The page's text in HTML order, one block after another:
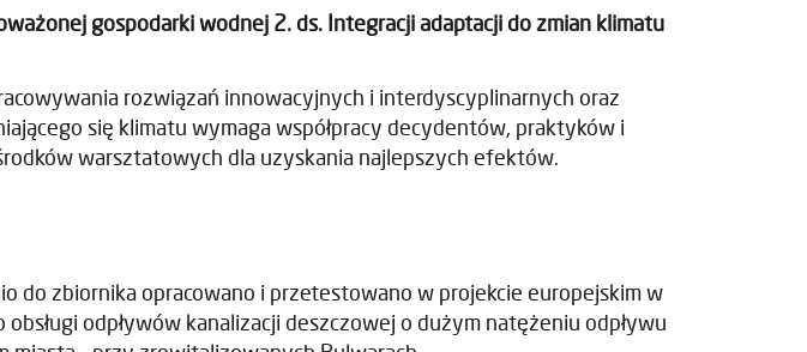
gospodarki wodnej 2. ds. Integracji adaptacji do zmian klimatu
rozwiązań innowacyjnych i interdyscyplinarnych oraz
się klimatu wymaga współpracy decydentów, praktyków i
warsztatowych dla uzyskania najlepszych efektów.
do zbiornika opracowano i przetestowano w projekcie europejskim w
odpływów kanalizacji deszczowej o dużym natężeniu odpływu